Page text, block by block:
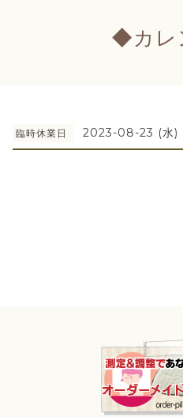
◆カレ
臨時休業日 2023-08-23 (水)